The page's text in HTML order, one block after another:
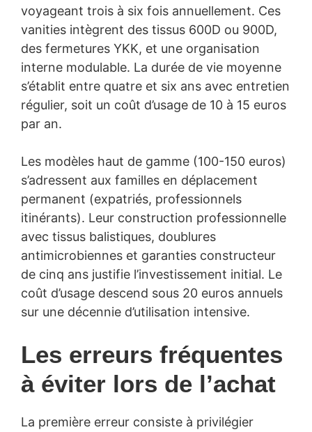
voyageant trois à six fois annuellement. Ces
vanities intègrent des tissus 600D ou 900D,
des fermetures YKK, et une organisation
interne modulable. La durée de vie moyenne
s’établit entre quatre et six ans avec entretien
régulier, soit un coût d’usage de 10 à 15 euros
par an.
Les modèles haut de gamme (100-150 euros)
s’adressent aux familles en déplacement
permanent (expatriés, professionnels
itinérants). Leur construction professionnelle
avec tissus balistiques, doublures
antimicrobiennes et garanties constructeur
de cinq ans justifie l’investissement initial. Le
coût d’usage descend sous 20 euros annuels
sur une décennie d’utilisation intensive.
Les erreurs fréquentes
à éviter lors de l’achat
La première erreur consiste à privilégier